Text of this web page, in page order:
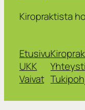
Kiropraktista
Etusivu
UKK
Vaivat